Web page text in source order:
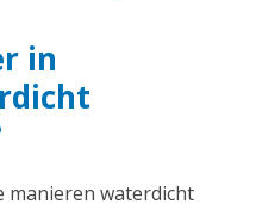
in
manieren waterdicht